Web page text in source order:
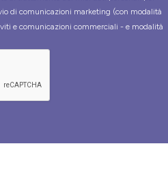
di comunicazioni marketing (con modalità
e comunicazioni commerciali - e modalità